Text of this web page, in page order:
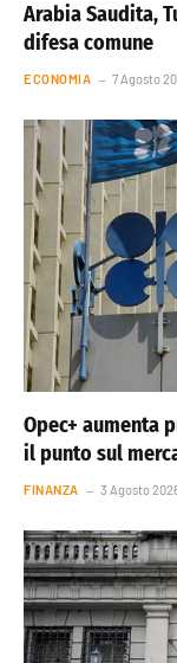
Arabia Saudita,
difesa comune
ECONOMIA 7 Agosto
Opec+ aumenta
il punto sul
FINANZA 3 Agosto